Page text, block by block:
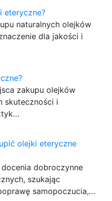
eteryczne?
naturalnych olejków
dla jakości i
zakupu olejków
skuteczności i
olejki eteryczne
dobroczynne
szukając
samopoczucia,…